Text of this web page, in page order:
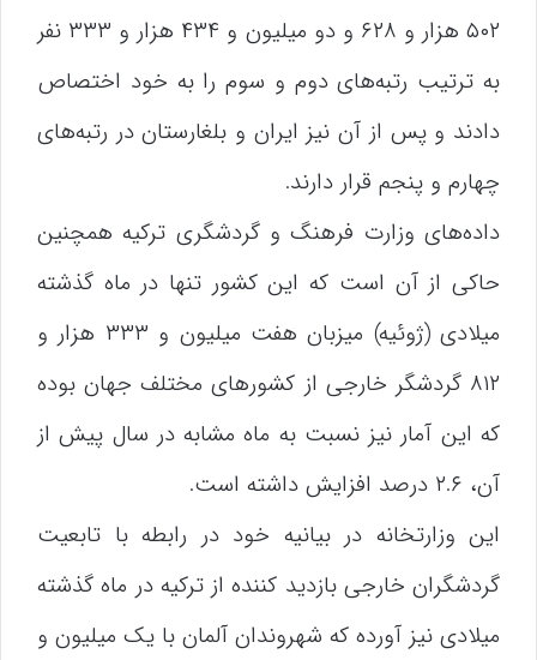
۵۰۲ هزار و ۶۲۸ و دو میلیون و ۴۳۴ هزار و ۳۳۳ نفر
به ترتیب رتبه‌های دوم و سوم را به خود اختصاص
دادند و پس از آن نیز ایران و بلغارستان در رتبه‌های
چهارم و پنجم قرار دارند.
داده‌های وزارت فرهنگ و گردشگری ترکیه همچنین
حاکی از آن است که این کشور تنها در ماه گذشته
میلادی (ژوئیه) میزبان هفت میلیون و ۳۳۳ هزار و
۸۱۲ گردشگر خارجی از کشور‌های مختلف جهان بوده
که این آمار نیز نسبت به ماه مشابه در سال پیش از
آن، ۲.۶ درصد افزایش داشته است.
این وزارتخانه در بیانیه خود در رابطه با تابعیت
گردشگران خارجی بازدید کننده از ترکیه در ماه گذشته
میلادی نیز آورده که شهروندان آلمان با یک میلیون و